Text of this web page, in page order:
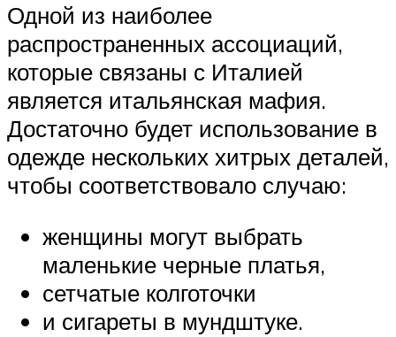
Одной из наиболее
распространенных ассоциаций,
которые связаны с Италией
является итальянская мафия.
Достаточно будет использование в
одежде нескольких хитрых деталей,
чтобы соответствовало случаю:
женщины могут выбрать
маленькие черные платья,
сетчатые колготочки
и сигареты в мундштуке.